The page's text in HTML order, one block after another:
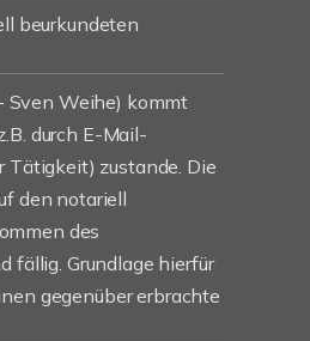
beurkundeten
Sven Weihe) kommt
durch E-Mail-
Tätigkeit) zustande. Die
den notariell
des
fällig. Grundlage hierfür
gegenüber erbrachte